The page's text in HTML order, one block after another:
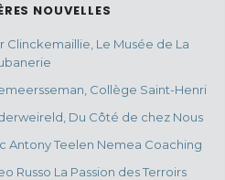
NOUVELLES
Clinckemaillie, Le Musée de La
Collège Saint-Henri
Du Côté de chez Nous
Antony Teelen Nemea Coaching
Russo La Passion des Terroirs